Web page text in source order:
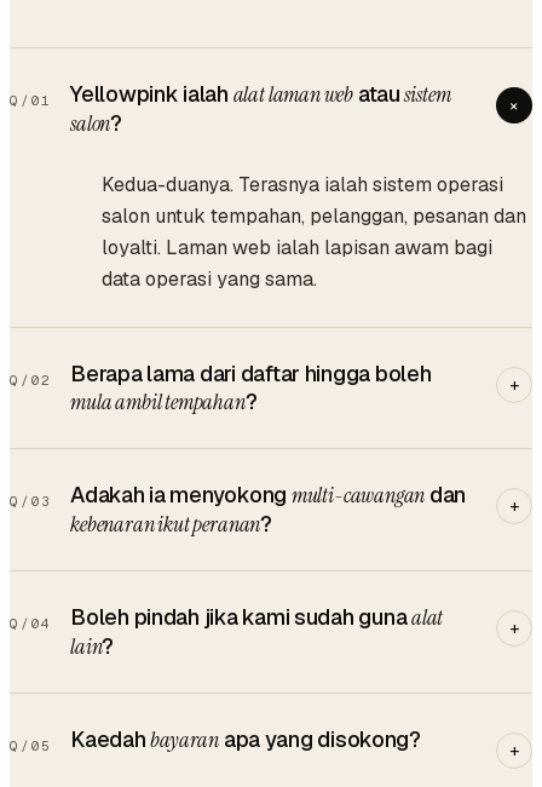
Q/ 01 Yellowpink ialah alat laman web atausistem
salon?
+
Kedua-duanya. Terasnya ialah sistem operasi
salon untuk tempahan, pelanggan, pesanan dan
loyalti. Laman web ialah lapisan awam bagi
data operasi yang sama.
Q/ 02 Berapa lama dari daftar hingga boleh
mula ambil tempahan?
+
Q/ 03 Adakah ia menyokong multi-cawangan dan
kebenaran ikut peranan?
+
Q/ 04 Boleh pindah jika kami sudah gunaalat
lain?
+
Q/ 05 Kaedahbayaran apa yang disokong? +